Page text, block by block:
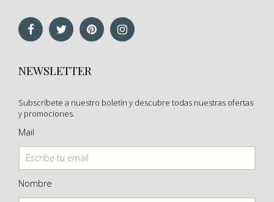
NEWSLETTER
Subscríbete a nuestro boletín y descubre todas nuestras ofertas
y promociones.
Mail
Nombre